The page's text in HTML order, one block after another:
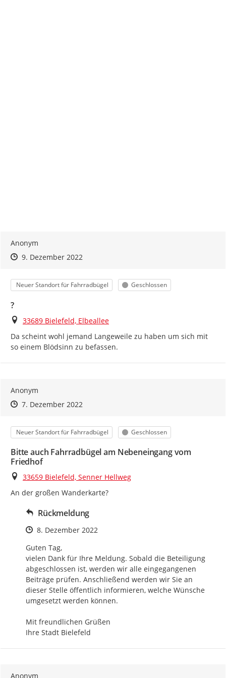
Anonym
Zeitpunkt des Erstellens
Zeitpunkt des Erstellens
9. Dezember 2022Zur Äußerung
Kategorie
Neuer Standort für Fahrradbügel Status
Geschlossen
?
Ort
33689 Bielefeld, Elbeallee
Da scheint wohl jemand Langeweile zu haben um sich mit
so einem Blödsinn zu befassen.
Anonym
Zeitpunkt des Erstellens
Zeitpunkt des Erstellens
7. Dezember 2022Zur Äußerung
Kategorie
Neuer Standort für Fahrradbügel Status
Geschlossen
Bitte auch Fahrradbügel am Nebeneingang vom
Friedhof
Ort
33659 Bielefeld, Senner Hellweg
An der großen Wanderkarte?
Rückmeldung
Zeitpunkt des Erstellens
8. Dezember 2022
Guten Tag,
vielen Dank für Ihre Meldung. Sobald die Beteiligung
abgeschlossen ist, werden wir alle eingegangenen
Beiträge prüfen. Anschließend werden wir Sie an
dieser Stelle öffentlich informieren, welche Wünsche
umgesetzt werden können.
Mit freundlichen Grüßen
Ihre Stadt Bielefeld
Anonym